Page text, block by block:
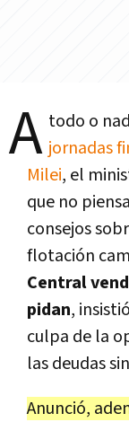
A todo o
jornadas
Milei, el
que no
consejos
flotación
Central
pidan,
culpa de la
las deudas
Anunció,